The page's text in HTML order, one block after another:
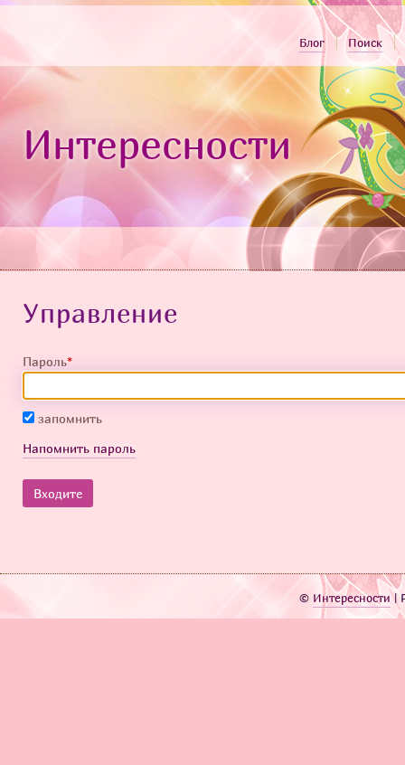
Блог Поиск
Интересности
Управление
Пароль*
запомнить
Напомнить пароль
© Интересности|